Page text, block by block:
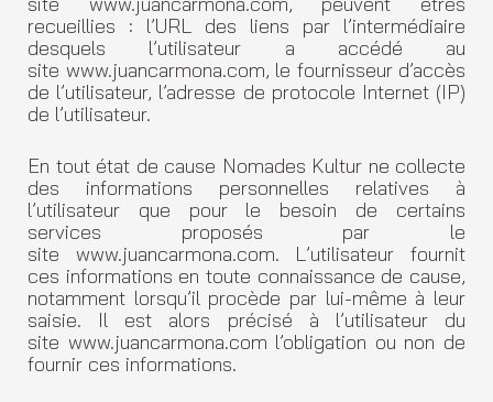
recueillies : l’URL des liens par l’intermédiaire
desquels l’utilisateur a accédé au
site www.juancarmona.com, le fournisseur d’accès
de l’utilisateur, l’adresse de protocole Internet (IP)
de l’utilisateur.
En tout état de cause Nomades Kultur ne collecte
des informations personnelles relatives à
l’utilisateur que pour le besoin de certains
services proposés par le
site www.juancarmona.com. L’utilisateur fournit
ces informations en toute connaissance de cause,
notamment lorsqu’il procède par lui-même à leur
saisie. Il est alors précisé à l’utilisateur du
site www.juancarmona.com l’obligation ou non de
fournir ces informations.